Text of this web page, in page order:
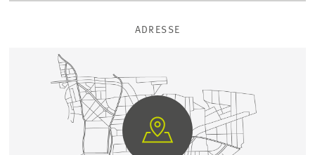
ADRESSE
GEHE
AUF